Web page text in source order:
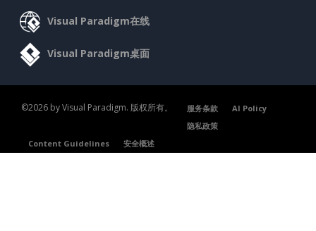
Visual Paradigm在线
Visual Paradigm桌面
©2026 by Visual Paradigm. 版权所有。 服务条款
AI Policy
隐私政策
Content Guidelines
安全概述